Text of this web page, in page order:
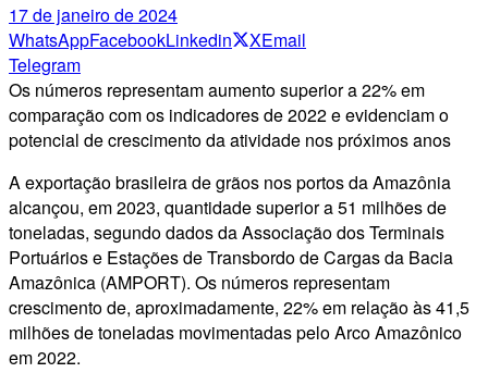
17 de janeiro de 2024
WhatsAppFacebookLinkedin XEmail
Telegram
Os números representam aumento superior a 22% em
comparação com os indicadores de 2022 e evidenciam o
potencial de crescimento da atividade nos próximos anos
A exportação brasileira de grãos nos portos da Amazônia
alcançou, em 2023, quantidade superior a 51 milhões de
toneladas, segundo dados da Associação dos Terminais
Portuários e Estações de Transbordo de Cargas da Bacia
Amazônica (AMPORT). Os números representam
crescimento de, aproximadamente, 22% em relação às 41,5
milhões de toneladas movimentadas pelo Arco Amazônico
em 2022.